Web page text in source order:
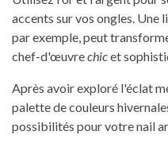
accents sur vos ongles. Une
par exemple, peut
chef-d'œuvrechicet
Après avoir exploré l'éclat
palette de couleurs
possibilités pour votre nail